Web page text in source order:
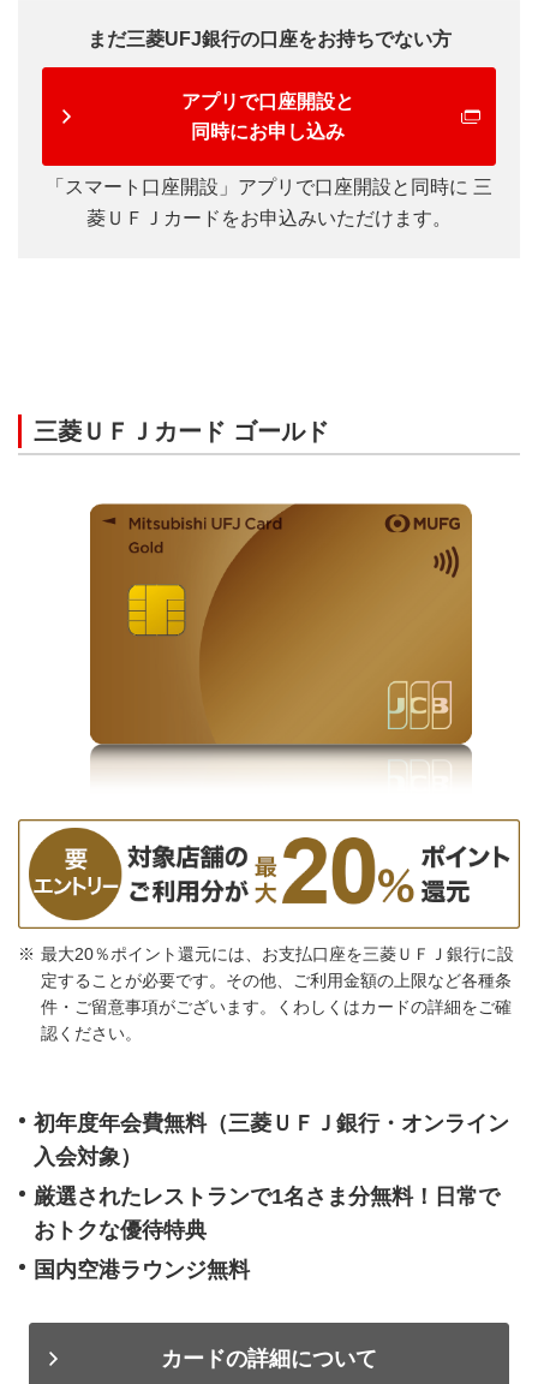
まだ三菱UFJ銀行の口座をお持ちでない方
アプリで口座開設と
同時にお申し込み
「スマート口座開設」アプリで口座開設と同時に 三
菱ＵＦＪカードをお申込みいただけます。
三菱ＵＦＪカード ゴールド
最大20％ポイント還元には、お支払口座を三菱ＵＦＪ銀行に設
定することが必要です。その他、ご利用金額の上限など各種条
件・ご留意事項がございます。くわしくはカードの詳細をご確
認ください。
初年度年会費無料（三菱ＵＦＪ銀行・オンライン
入会対象）
厳選されたレストランで1名さま分無料！日常で
おトクな優待特典
国内空港ラウンジ無料
カードの詳細について